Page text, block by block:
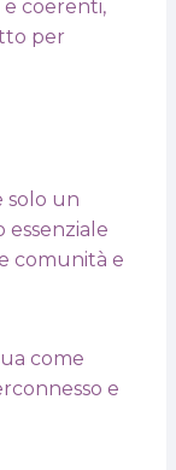
e coerenti,
per
solo un
comunità e
come
e